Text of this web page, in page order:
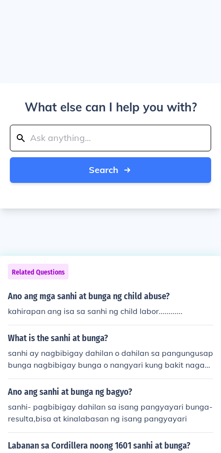
What else can I help you with?
Search
Related Questions
Ano ang mga sanhi at bunga ng child abuse?
kahirapan ang isa sa sanhi ng child labor............
What is the sanhi at bunga?
sanhi ay nagbibigay dahilan o dahilan sa pangungusap
bunga nagbibigay bunga o nangyari kung bakit nagaw
a and dahilan
Ano ang sanhi at bunga ng bagyo?
sanhi- pagbibigay dahilan sa isang pangyayari bunga-
resulta,bisa at kinalabasan ng isang pangyayari
Labanan sa Cordillera noong 1601 sanhi at bunga?